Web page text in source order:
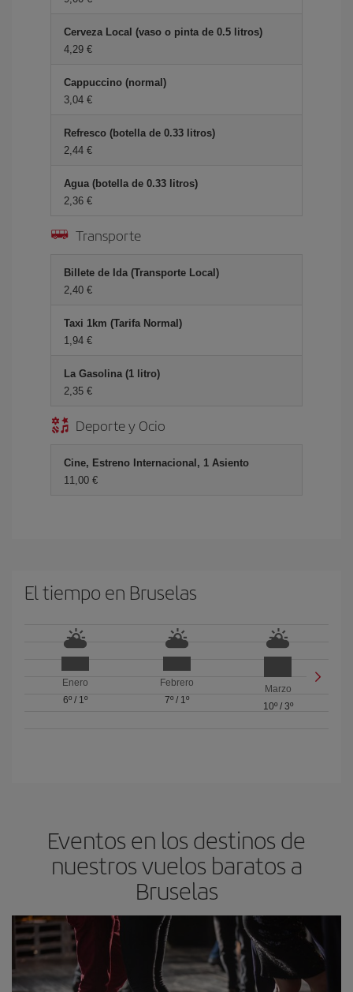
Cerveza Local (vaso o pinta de 0.5 litros)
4,29 €
Cappuccino (normal)
3,04 €
Refresco (botella de 0.33 litros)
2,44 €
Agua (botella de 0.33 litros)
2,36 €
Transporte
Billete de Ida (Transporte Local)
2,40 €
Taxi 1km (Tarifa Normal)
1,94 €
La Gasolina (1 litro)
2,35 €
Deporte y Ocio
Cine, Estreno Internacional, 1 Asiento
11,00 €
El tiempo en Bruselas
Enero
6º/ 1º
Febrero
7º/ 1º
Marzo
10º/ 3º
Eventos en los destinos de
nuestros vuelos baratos a
Bruselas